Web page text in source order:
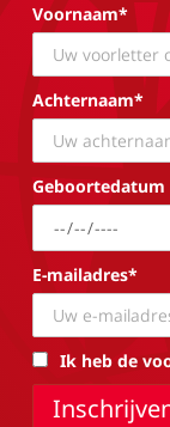
Voornaam*
Achternaam*
Geboortedatum
E-mailadres*
Ik heb de